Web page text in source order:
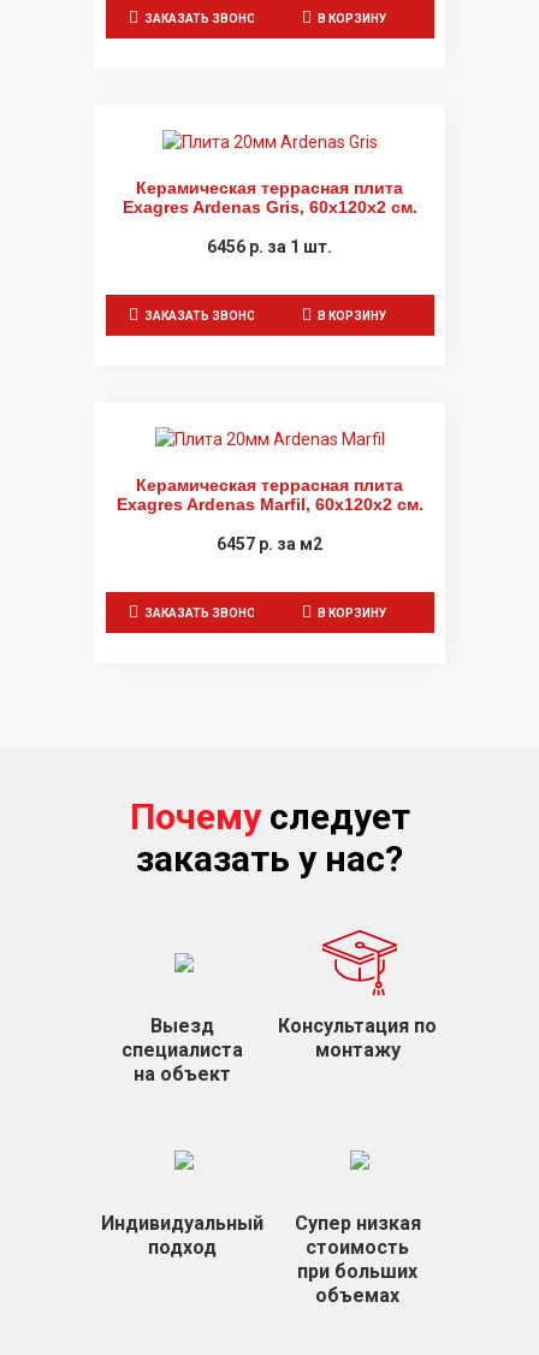
ЗАКАЗАТЬ ЗВОНОК В КОРЗИНУ
Керамическая террасная плита
Exagres Ardenas Gris, 60x120x2 см.
6456 р. за 1 шт.
ЗАКАЗАТЬ ЗВОНОК В КОРЗИНУ
Керамическая террасная плита
Exagres Ardenas Marfil, 60x120x2 см.
6457 р. за м2
ЗАКАЗАТЬ ЗВОНОК В КОРЗИНУ
Почемуследует
заказать у нас?
Выезд
специалиста
на объект
Консультация по
монтажу
Индивидуальный
подход
Супер низкая
стоимость
при больших
объемах